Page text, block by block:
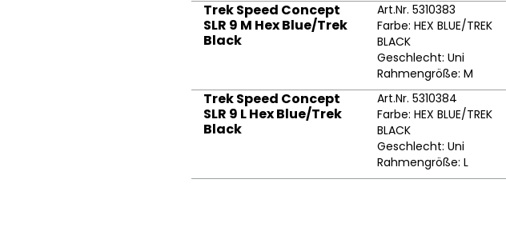
Trek Speed Concept
SLR 9 M Hex Blue/Trek
Black
Art.Nr. 5310383
Farbe: HEX BLUE/TREK
BLACK
Geschlecht: Uni
Rahmengröße: M
Trek Speed Concept
SLR 9 L Hex Blue/Trek
Black
Art.Nr. 5310384
Farbe: HEX BLUE/TREK
BLACK
Geschlecht: Uni
Rahmengröße: L